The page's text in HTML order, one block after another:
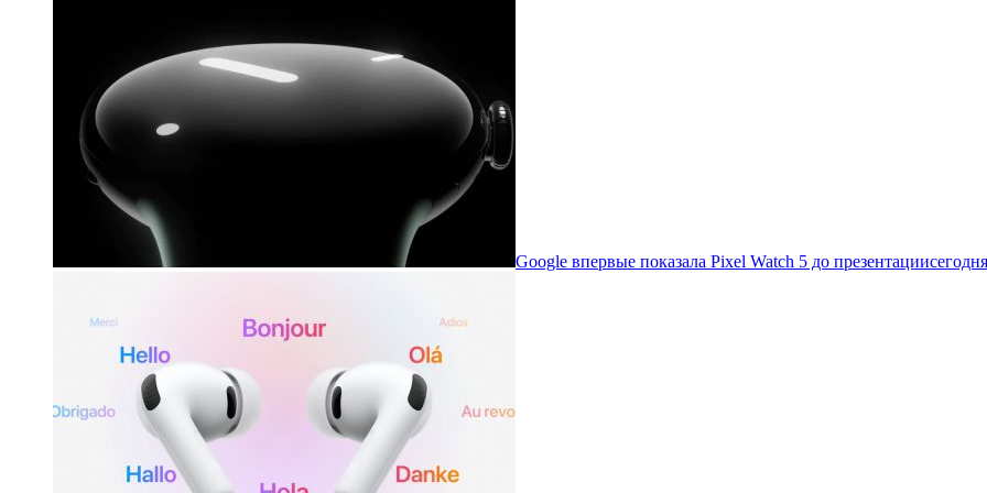
Google впервые показала Pixel Watch 5 до презентации